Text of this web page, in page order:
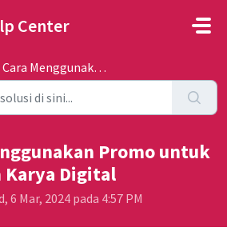
Center
Promo untuk Pembelian Karya Digital
Promo untuk
Karya Digital
6 Mar, 2024 pada 4:57 PM